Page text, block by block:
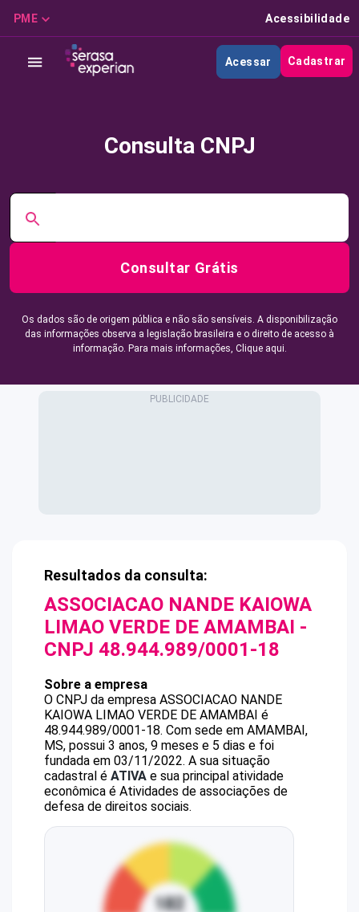
PME Acessibilidade
Acessar Cadastrar
Consulta CNPJ
Consultar Grátis
Os dados são de origem pública e não são sensíveis. A disponibilização
das informações observa a legislação brasileira e o direito de acesso à
informação. Para mais informações, Clique aqui.
Resultados da consulta:
ASSOCIACAO NANDE KAIOWA
LIMAO VERDE DE AMAMBAI -
CNPJ 48.944.989/0001-18
Sobre a empresa
O CNPJ da empresa ASSOCIACAO NANDE
KAIOWA LIMAO VERDE DE AMAMBAI é
48.944.989/0001-18. Com sede em AMAMBAI,
MS, possui 3 anos, 9 meses e 5 dias e foi
fundada em 03/11/2022. A sua situação
cadastral é ATIVA e sua principal atividade
econômica é Atividades de associações de
defesa de direitos sociais.